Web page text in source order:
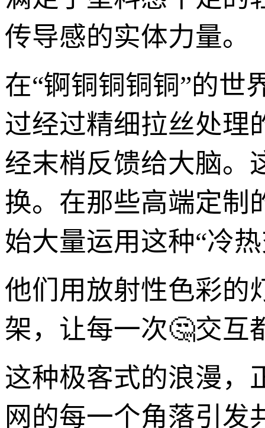
传导感的实体力量。
在“锕铜铜铜铜”的世
过经过精细拉丝处理
经末梢反馈给大脑。
换。在那些高端定制
始大量运用这种“冷
他们用放射性色彩的
架，让每一次🤔交互
这种极客式的浪漫，
网的每一个角落引发